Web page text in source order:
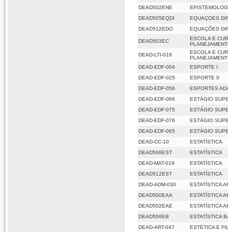
DEAD502ENE
DEAD505EQDI
EQUAÇOES
DEAD512EDO
EQUAÇÕES
DEAD503EC
ESCOLA E
DEAD-LTI-018
ESCOLA E
DEAD-EDF-004
ESPORTE I
DEAD-EDF-025
ESPORTE II
DEAD-EDF-056
ESPORTES
DEAD-EDF-066
ESTÁGIO
DEAD-EDF-075
ESTÁGIO
DEAD-EDF-076
ESTÁGIO
DEAD-EDF-065
ESTÁGIO
DEAD-CC-10
ESTATÍSTICA
DEAD508EST
ESTATÍSTICA
DEAD-MAT-019
ESTATÍSTICA
DEAD512EST
ESTATÍSTICA
DEAD-ADM-030
ESTATÍSTICA
DEAD500EAA
ESTATÍSTICA
DEAD502EAE
ESTATÍSTICA
DEAD506EB
ESTATÍSTICA
DEAD-ART-047
ESTÉTICA E